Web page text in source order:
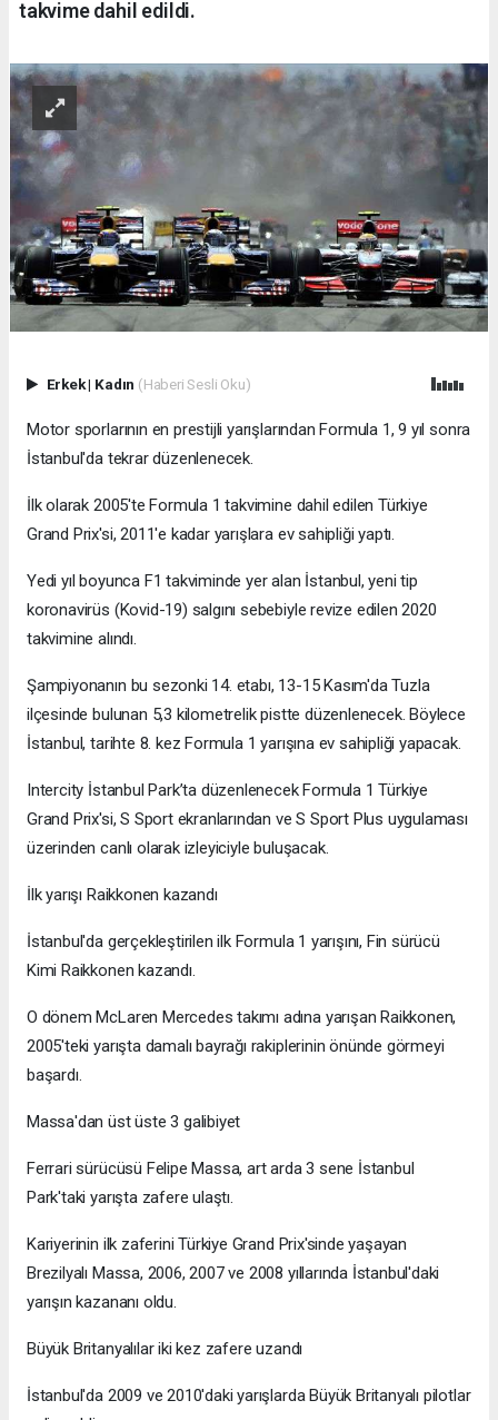
takvime dahil edildi.
Erkek| Kadın (Haberi Sesli Oku)
Motor sporlarının en prestijli yarışlarından Formula 1, 9 yıl sonra
İstanbul'da tekrar düzenlenecek.
İlk olarak 2005'te Formula 1 takvimine dahil edilen Türkiye
Grand Prix'si, 2011'e kadar yarışlara ev sahipliği yaptı.
Yedi yıl boyunca F1 takviminde yer alan İstanbul, yeni tip
koronavirüs (Kovid-19) salgını sebebiyle revize edilen 2020
takvimine alındı.
Şampiyonanın bu sezonki 14. etabı, 13-15 Kasım'da Tuzla
ilçesinde bulunan 5,3 kilometrelik pistte düzenlenecek. Böylece
İstanbul, tarihte 8. kez Formula 1 yarışına ev sahipliği yapacak.
Intercity İstanbul Park’ta düzenlenecek Formula 1 Türkiye
Grand Prix'si, S Sport ekranlarından ve S Sport Plus uygulaması
üzerinden canlı olarak izleyiciyle buluşacak.
İlk yarışı Raikkonen kazandı
İstanbul'da gerçekleştirilen ilk Formula 1 yarışını, Fin sürücü
Kimi Raikkonen kazandı.
O dönem McLaren Mercedes takımı adına yarışan Raikkonen,
2005'teki yarışta damalı bayrağı rakiplerinin önünde görmeyi
başardı.
Massa'dan üst üste 3 galibiyet
Ferrari sürücüsü Felipe Massa, art arda 3 sene İstanbul
Park'taki yarışta zafere ulaştı.
Kariyerinin ilk zaferini Türkiye Grand Prix'sinde yaşayan
Brezilyalı Massa, 2006, 2007 ve 2008 yıllarında İstanbul'daki
yarışın kazananı oldu.
Büyük Britanyalılar iki kez zafere uzandı
İstanbul'da 2009 ve 2010'daki yarışlarda Büyük Britanyalı pilotlar